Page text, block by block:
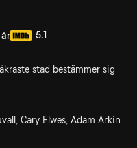
år 5.1
stad bestämmer sig
Cary Elwes, Adam Arkin